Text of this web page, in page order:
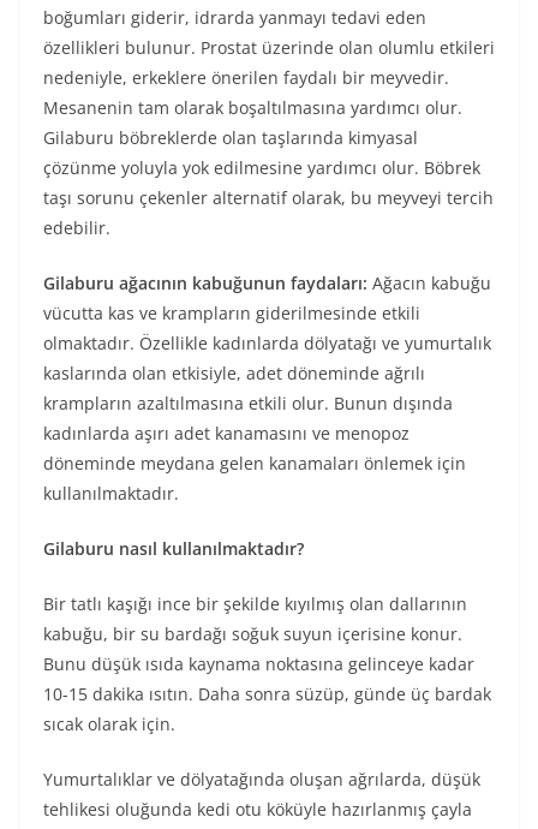
boğumları giderir, idrarda yanmayı tedavi eden
özellikleri bulunur. Prostat üzerinde olan olumlu etkileri
nedeniyle, erkeklere önerilen faydalı bir meyvedir.
Mesanenin tam olarak boşaltılmasına yardımcı olur.
Gilaburu böbreklerde olan taşlarında kimyasal
çözünme yoluyla yok edilmesine yardımcı olur. Böbrek
taşı sorunu çekenler alternatif olarak, bu meyveyi tercih
edebilir.
Gilaburu ağacının kabuğunun faydaları: Ağacın kabuğu
vücutta kas ve krampların giderilmesinde etkili
olmaktadır. Özellikle kadınlarda dölyatağı ve yumurtalık
kaslarında olan etkisiyle, adet döneminde ağrılı
krampların azaltılmasına etkili olur. Bunun dışında
kadınlarda aşırı adet kanamasını ve menopoz
döneminde meydana gelen kanamaları önlemek için
kullanılmaktadır.
Gilaburu nasıl kullanılmaktadır?
Bir tatlı kaşığı ince bir şekilde kıyılmış olan dallarının
kabuğu, bir su bardağı soğuk suyun içerisine konur.
Bunu düşük ısıda kaynama noktasına gelinceye kadar
10-15 dakika ısıtın. Daha sonra süzüp, günde üç bardak
sıcak olarak için.
Yumurtalıklar ve dölyatağında oluşan ağrılarda, düşük
tehlikesi oluğunda kedi otu köküyle hazırlanmış çayla